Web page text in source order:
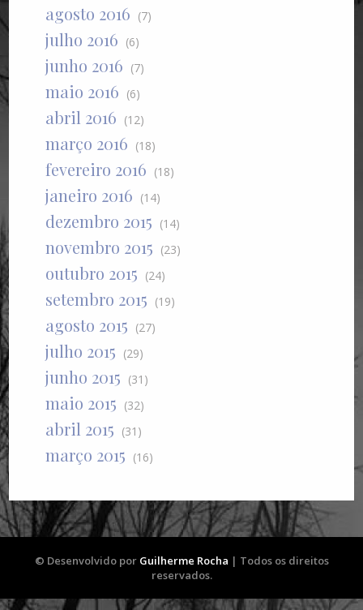
agosto 2016 (7)
julho 2016 (6)
junho 2016 (7)
maio 2016 (6)
abril 2016 (12)
março 2016 (18)
fevereiro 2016 (18)
janeiro 2016 (14)
dezembro 2015 (14)
novembro 2015 (23)
outubro 2015 (24)
setembro 2015 (19)
agosto 2015 (27)
julho 2015 (29)
junho 2015 (31)
maio 2015 (32)
abril 2015 (31)
março 2015 (16)
© Desenvolvido por Guilherme Rocha | Todos os direitos
reservados.